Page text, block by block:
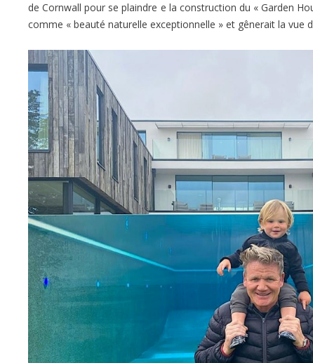
de Cornwall pour se plaindre e la construction du « Garden
comme « beauté naturelle exceptionnelle » et gênerait la vue